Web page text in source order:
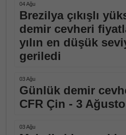
04 Ağu
Brezilya çıkışlı
demir cevheri
yılın en düşük
geriledi
03 Ağu
Günlük demir
CFR Çin - 3
03 Ağu